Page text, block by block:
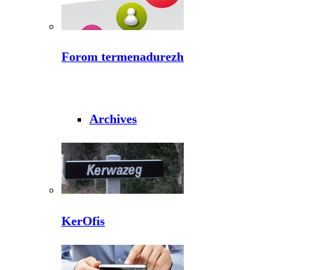
Forom termenadurezh
Archives
KerOfis